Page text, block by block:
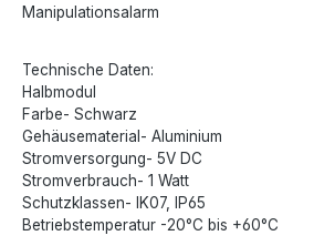
Manipulationsalarm
Technische Daten:
Halbmodul
Farbe- Schwarz
Gehäusematerial- Aluminium
Stromversorgung- 5V DC
Stromverbrauch- 1 Watt
Schutzklassen- IK07, IP65
Betriebstemperatur -20°C bis +60°C